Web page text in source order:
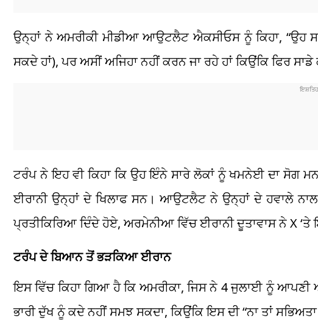
ਉਨ੍ਹਾਂ ਨੇ ਅਮਰੀਕੀ ਮੀਡੀਆ ਆਉਟਲੈਟ ਐਕਸੀਓਸ ਨੂੰ ਕਿਹਾ,
ਸਕਦੇ ਹਾਂ), ਪਰ ਅਸੀਂ ਅਜਿਹਾ ਨਹੀਂ ਕਰਨ ਜਾ ਰਹੇ ਹਾਂ ਕਿਉਂਕਿ ਫਿਰ
ਟਰੰਪ ਨੇ ਇਹ ਵੀ ਕਿਹਾ ਕਿ ਉਹ ਇੰਨੇ ਸਾਰੇ ਲੋਕਾਂ ਨੂੰ ਖਮਨੇਈ ਦਾ ਸੋਗ
ਈਰਾਨੀ ਉਨ੍ਹਾਂ ਦੇ ਖਿਲਾਫ ਸਨ। ਆਉਟਲੈਟ ਨੇ ਉਨ੍ਹਾਂ ਦੇ ਹਵਾਲੇ
ਪ੍ਰਤੀਕਿਰਿਆ ਦਿੰਦੇ ਹੋਏ, ਅਰਮੇਨੀਆ ਵਿੱਚ ਈਰਾਨੀ ਦੂਤਾਵਾਸ ਨੇ X
ਟਰੰਪ ਦੇ ਬਿਆਨ ਤੋਂ ਭੜਕਿਆ ਈਰਾਨ
ਇਸ ਵਿੱਚ ਕਿਹਾ ਗਿਆ ਹੈ ਕਿ ਅਮਰੀਕਾ, ਜਿਸ ਨੇ 4 ਜੁਲਾਈ ਨੂੰ
ਭਾਰੀ ਦੁੱਖ ਨੂੰ ਕਦੇ ਨਹੀਂ ਸਮਝ ਸਕਦਾ, ਕਿਉਂਕਿ ਇਸ ਦੀ “ਨਾ ਤਾਂ